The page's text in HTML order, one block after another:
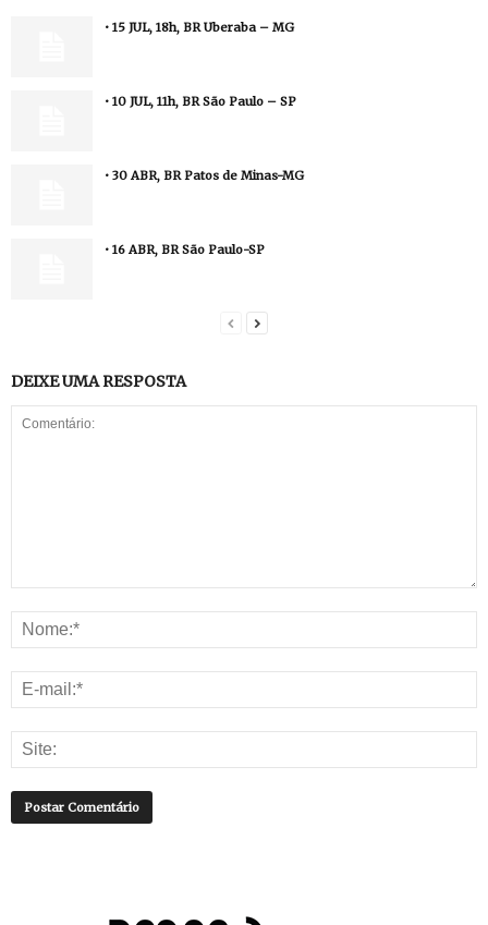
• 15 JUL, 18h, BR Uberaba – MG
• 10 JUL, 11h, BR São Paulo – SP
• 30 ABR, BR Patos de Minas-MG
• 16 ABR, BR São Paulo-SP
DEIXE UMA RESPOSTA